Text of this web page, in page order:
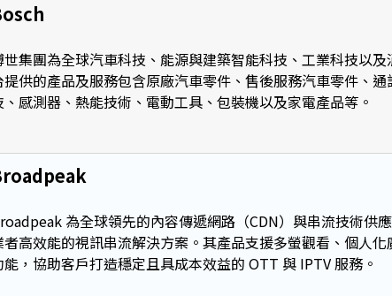
世集團為全球汽車科技、能源與建築智能科技、工業科技以
提供的產品及服務包含原廠汽車零件、售後服務汽車零件、
、感測器、熱能技術、電動工具、包裝機以及家電產品等。
為全球領先的內容傳遞網路（CDN）與串流技術供
者高效能的視訊串流解決方案。其產品支援多螢觀看、個人
能，協助客戶打造穩定且具成本效益的 OTT 與 IPTV 服務。